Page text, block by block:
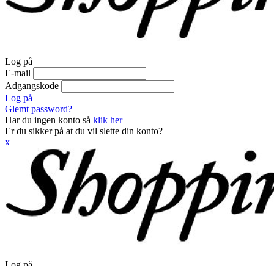
Log på
E-mail
Adgangskode
Log på
Glemt password?
Har du ingen konto så klik her
Er du sikker på at du vil slette din konto?
x